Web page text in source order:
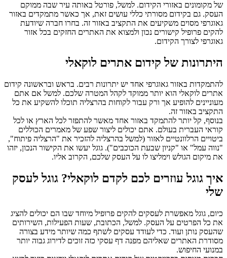
של מקומונים באזורי הקידום. למשל, פורטל באותה עיר שבה ממוקם
העסק. גם בקידום מסורתי כללי עושים זאת, אך כאשר מתמקדים באזור
גאוגרפי מסוים משקיעים את התקציב באזור זה. בחרו חברה שיודעת
להקים פרופיל קישורים נכון ולמצוא את האתרים החזקים בכל אזור
גאוגרפי לצורך הקידום.
היתרונות של קידום אתרים לוקאלי
להתמקדות באזור גאוגרפי אחד יש יתרונות רבים. בראש ובראשונה קידום
אתרים לוקאלי הוא יותר ממוקד לקהל המטרה שלכם. למשל אם אתם
מעוניינים להופיע אך ורק עבור לקוחות בהרצליה תוכלו להשקיע את כל
התקציב באזור זה.
בנוסף, קל יותר להתמקד באזור אחד מאשר להתפזר לכל הארץ או לכל
קוראי העברית בעולם. אתם יכולים ליצור שפע של מאמרים הכוללים
ביטויים הרלוונטיים לאזור (למשל בהרצליה להזכיר את "הרצליה פיתוח",
"נווה עמל" או "קניון שבעת הכוכבים"). גוגל יעשו את הקישור הנכון, יזהו
את מיקום הגולש וימליצו לו על העסק שלכם, הקרוב אליו.
איך גוגל עוזרים לכם לקדם לוקאלי? גוגל לעסק
שלי
כיום, גוגל מאפשרת לעסקים להקים פרופיל מיוחד שבו הם יכולים להציג
את כל הפרטים על העסק. למשל, הכתובת, שעות הפעילות, השירותים
שהעסק נותן ועוד. כדי לעודד עסקים לשתף כמה שיותר מידע בצורה
מסודרת האתרים שאליהם מפנה דף עסקי כזה זוכים לדירוג גבוה יותר
במנועי החיפוש.